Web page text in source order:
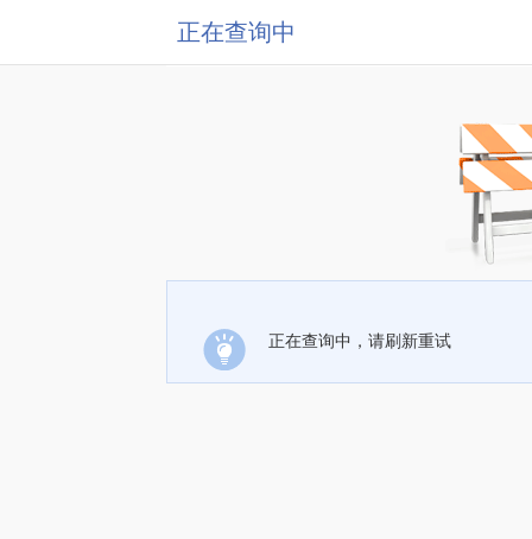
正在查询中
正在查询中，请刷新重试